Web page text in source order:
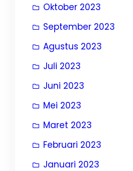
Oktober 2023
September 2023
Agustus 2023
Juli 2023
Juni 2023
Mei 2023
Maret 2023
Februari 2023
Januari 2023